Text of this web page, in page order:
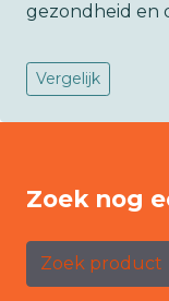
gezondheid en
Vergelijk
Zoek nog
Zoek product